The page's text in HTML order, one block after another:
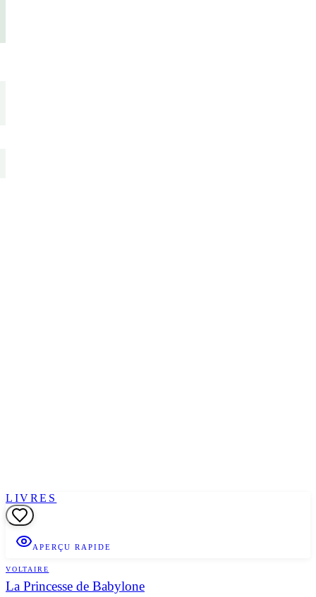
LIVRES
APERÇU RAPIDE
VOLTAIRE
La Princesse de Babylone